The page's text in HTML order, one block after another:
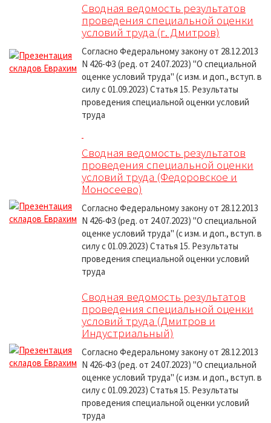
Сводная ведомость результатов
проведения специальной оценки
условий труда (г. Дмитров)
Согласно Федеральному закону от 28.12.2013
N 426-ФЗ (ред. от 24.07.2023) "О специальной
оценке условий труда" (с изм. и доп., вступ. в
силу с 01.09.2023) Статья 15. Результаты
проведения специальной оценки условий
труда
Сводная ведомость результатов
проведения специальной оценки
условий труда (Федоровское и
Моносеево)
Согласно Федеральному закону от 28.12.2013
N 426-ФЗ (ред. от 24.07.2023) "О специальной
оценке условий труда" (с изм. и доп., вступ. в
силу с 01.09.2023) Статья 15. Результаты
проведения специальной оценки условий
труда
Сводная ведомость результатов
проведения специальной оценки
условий труда (Дмитров и
Индустриальный)
Согласно Федеральному закону от 28.12.2013
N 426-ФЗ (ред. от 24.07.2023) "О специальной
оценке условий труда" (с изм. и доп., вступ. в
силу с 01.09.2023) Статья 15. Результаты
проведения специальной оценки условий
труда